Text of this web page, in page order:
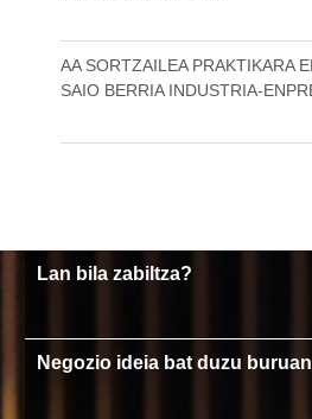
AA SORTZAILEA PRAKTIKARA
SAIO BERRIA INDUSTRIA-
Lan bila zabiltza?
Negozio ideia bat duzu